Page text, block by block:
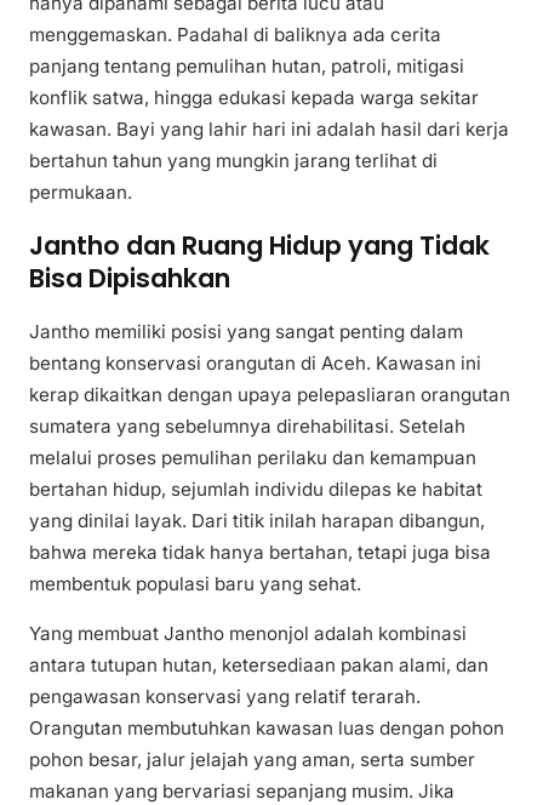
menggemaskan. Padahal di baliknya ada cerita
panjang tentang pemulihan hutan, patroli, mitigasi
konflik satwa, hingga edukasi kepada warga sekitar
kawasan. Bayi yang lahir hari ini adalah hasil dari kerja
bertahun tahun yang mungkin jarang terlihat di
permukaan.
Jantho dan Ruang Hidup yang Tidak
Bisa Dipisahkan
Jantho memiliki posisi yang sangat penting dalam
bentang konservasi orangutan di Aceh. Kawasan ini
kerap dikaitkan dengan upaya pelepasliaran orangutan
sumatera yang sebelumnya direhabilitasi. Setelah
melalui proses pemulihan perilaku dan kemampuan
bertahan hidup, sejumlah individu dilepas ke habitat
yang dinilai layak. Dari titik inilah harapan dibangun,
bahwa mereka tidak hanya bertahan, tetapi juga bisa
membentuk populasi baru yang sehat.
Yang membuat Jantho menonjol adalah kombinasi
antara tutupan hutan, ketersediaan pakan alami, dan
pengawasan konservasi yang relatif terarah.
Orangutan membutuhkan kawasan luas dengan pohon
pohon besar, jalur jelajah yang aman, serta sumber
makanan yang bervariasi sepanjang musim. Jika